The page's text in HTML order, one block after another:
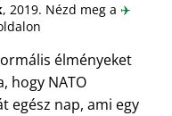
, 2019. Nézd meg a ✈️
élményeket
hogy NATO
egész nap, ami egy